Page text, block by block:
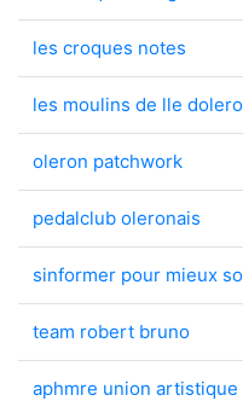
les croques notes
les moulins de lle
oleron patchwork
pedalclub oleronais
sinformer pour mieux
team robert bruno
aphmre union artistique